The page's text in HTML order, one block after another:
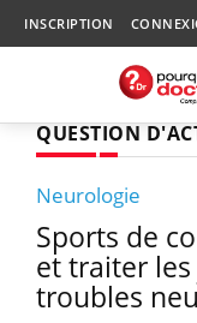
INSCRIPTION
QUESTION
Neurologie
Sports de
et traiter
troubles